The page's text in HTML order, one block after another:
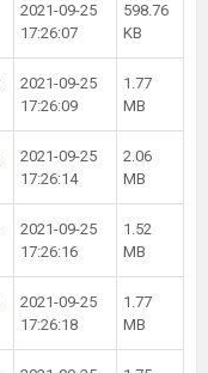
2021-09-25
17:26:07
598.76
KB
2021-09-25
17:26:09
1.77
MB
2021-09-25
17:26:14
2.06
MB
2021-09-25
17:26:16
1.52
MB
2021-09-25
17:26:18
1.77
MB